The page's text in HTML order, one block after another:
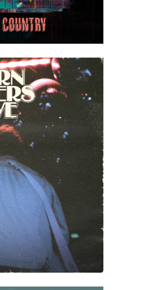
2022-10-18
2022-04-08